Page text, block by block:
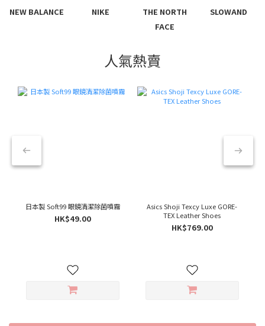
NEW BALANCE NIKE
THE NORTH
FACE
SLOWAND
人氣熱賣
日本製 Soft99 眼鏡清潔除菌噴霧
HK$49.00
Asics Shoji Texcy Luxe GORE-
TEX Leather Shoes
HK$769.00